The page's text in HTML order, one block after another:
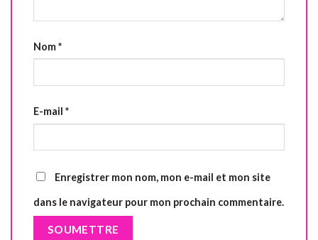
Nom*
E-mail *
Enregistrer mon nom, mon e-mail et mon site
dans le navigateur pour mon prochain commentaire.